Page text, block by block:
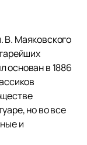
В. Маяковского
основан в 1886
но во все
и